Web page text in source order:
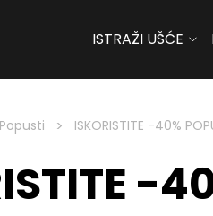
ISTRAŽI UŠĆE
> ISKORISTITE -40%
-